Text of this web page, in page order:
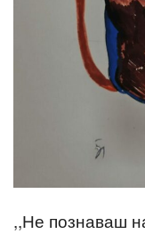
,,Не познаваш